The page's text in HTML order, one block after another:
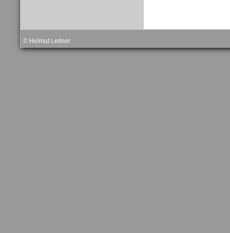
© Helmut Leitner